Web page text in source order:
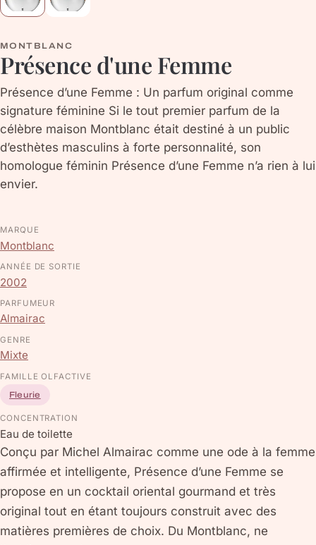
MONTBLANC
Présence d'une Femme
Présence d’une Femme : Un parfum original comme
signature féminine Si le tout premier parfum de la
célèbre maison Montblanc était destiné à un public
d’esthètes masculins à forte personnalité, son
homologue féminin Présence d’une Femme n’a rien à lui
envier.
MARQUE
Montblanc
ANNÉE DE SORTIE
2002
PARFUMEUR
Almairac
GENRE
Mixte
FAMILLE OLFACTIVE
Fleurie
CONCENTRATION
Eau de toilette
Conçu par Michel Almairac comme une ode à la femme
affirmée et intelligente, Présence d’une Femme se
propose en un cocktail oriental gourmand et très
original tout en étant toujours construit avec des
matières premières de choix. Du Montblanc, ne